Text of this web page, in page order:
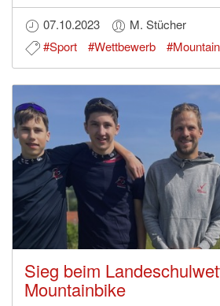
07.10.2023
M. Stücher
#Sport
#Wettbewerb
Sieg beim
Mountainbike